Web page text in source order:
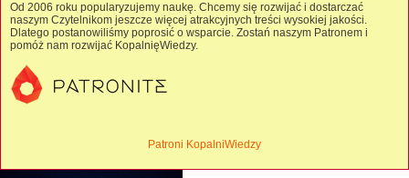
Od 2006 roku popularyzujemy naukę. Chcemy się rozwijać i dostarczać
naszym Czytelnikom jeszcze więcej atrakcyjnych treści wysokiej jakości.
Dlatego postanowiliśmy poprosić o wsparcie. Zostań naszym Patronem i
pomóż nam rozwijać KopalnięWiedzy.
Patroni KopalniWiedzy